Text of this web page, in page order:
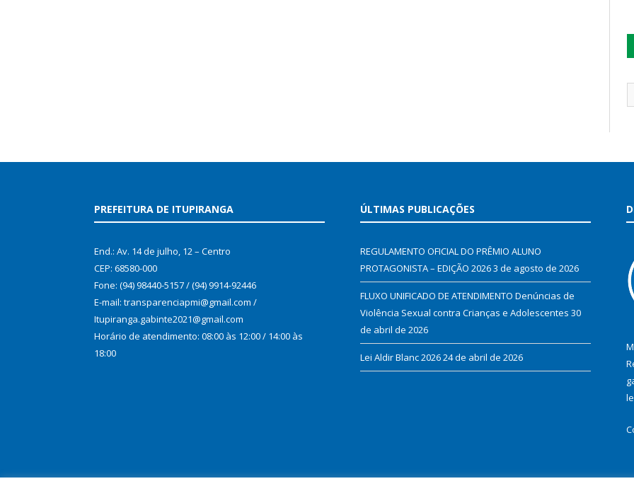
PREFEITURA DE ITUPIRANGA
End.: Av. 14 de julho, 12 – Centro
CEP: 68580-000
Fone: (94) 98440-5157 / (94) 9914-92446
E-mail: transparenciapmi@gmail.com /
Itupiranga.gabinte2021@gmail.com
Horário de atendimento: 08:00 às 12:00 / 14:00 às
18:00
ÚLTIMAS PUBLICAÇÕES
REGULAMENTO OFICIAL DO PRÊMIO ALUNO
PROTAGONISTA – EDIÇÃO 20263 de agosto de 2026
FLUXO UNIFICADO DE ATENDIMENTO Denúncias de
Violência Sexual contra Crianças e Adolescentes 30
de abril de 2026
Lei Aldir Blanc 202624 de abril de 2026